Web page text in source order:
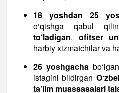
18 yoshdan 25
o‘qishga qabul
to‘ladigan, ofitser
harbiy xizmatchilar va
26 yoshgacha
istagini bildirgan
ta’lim muassasalari